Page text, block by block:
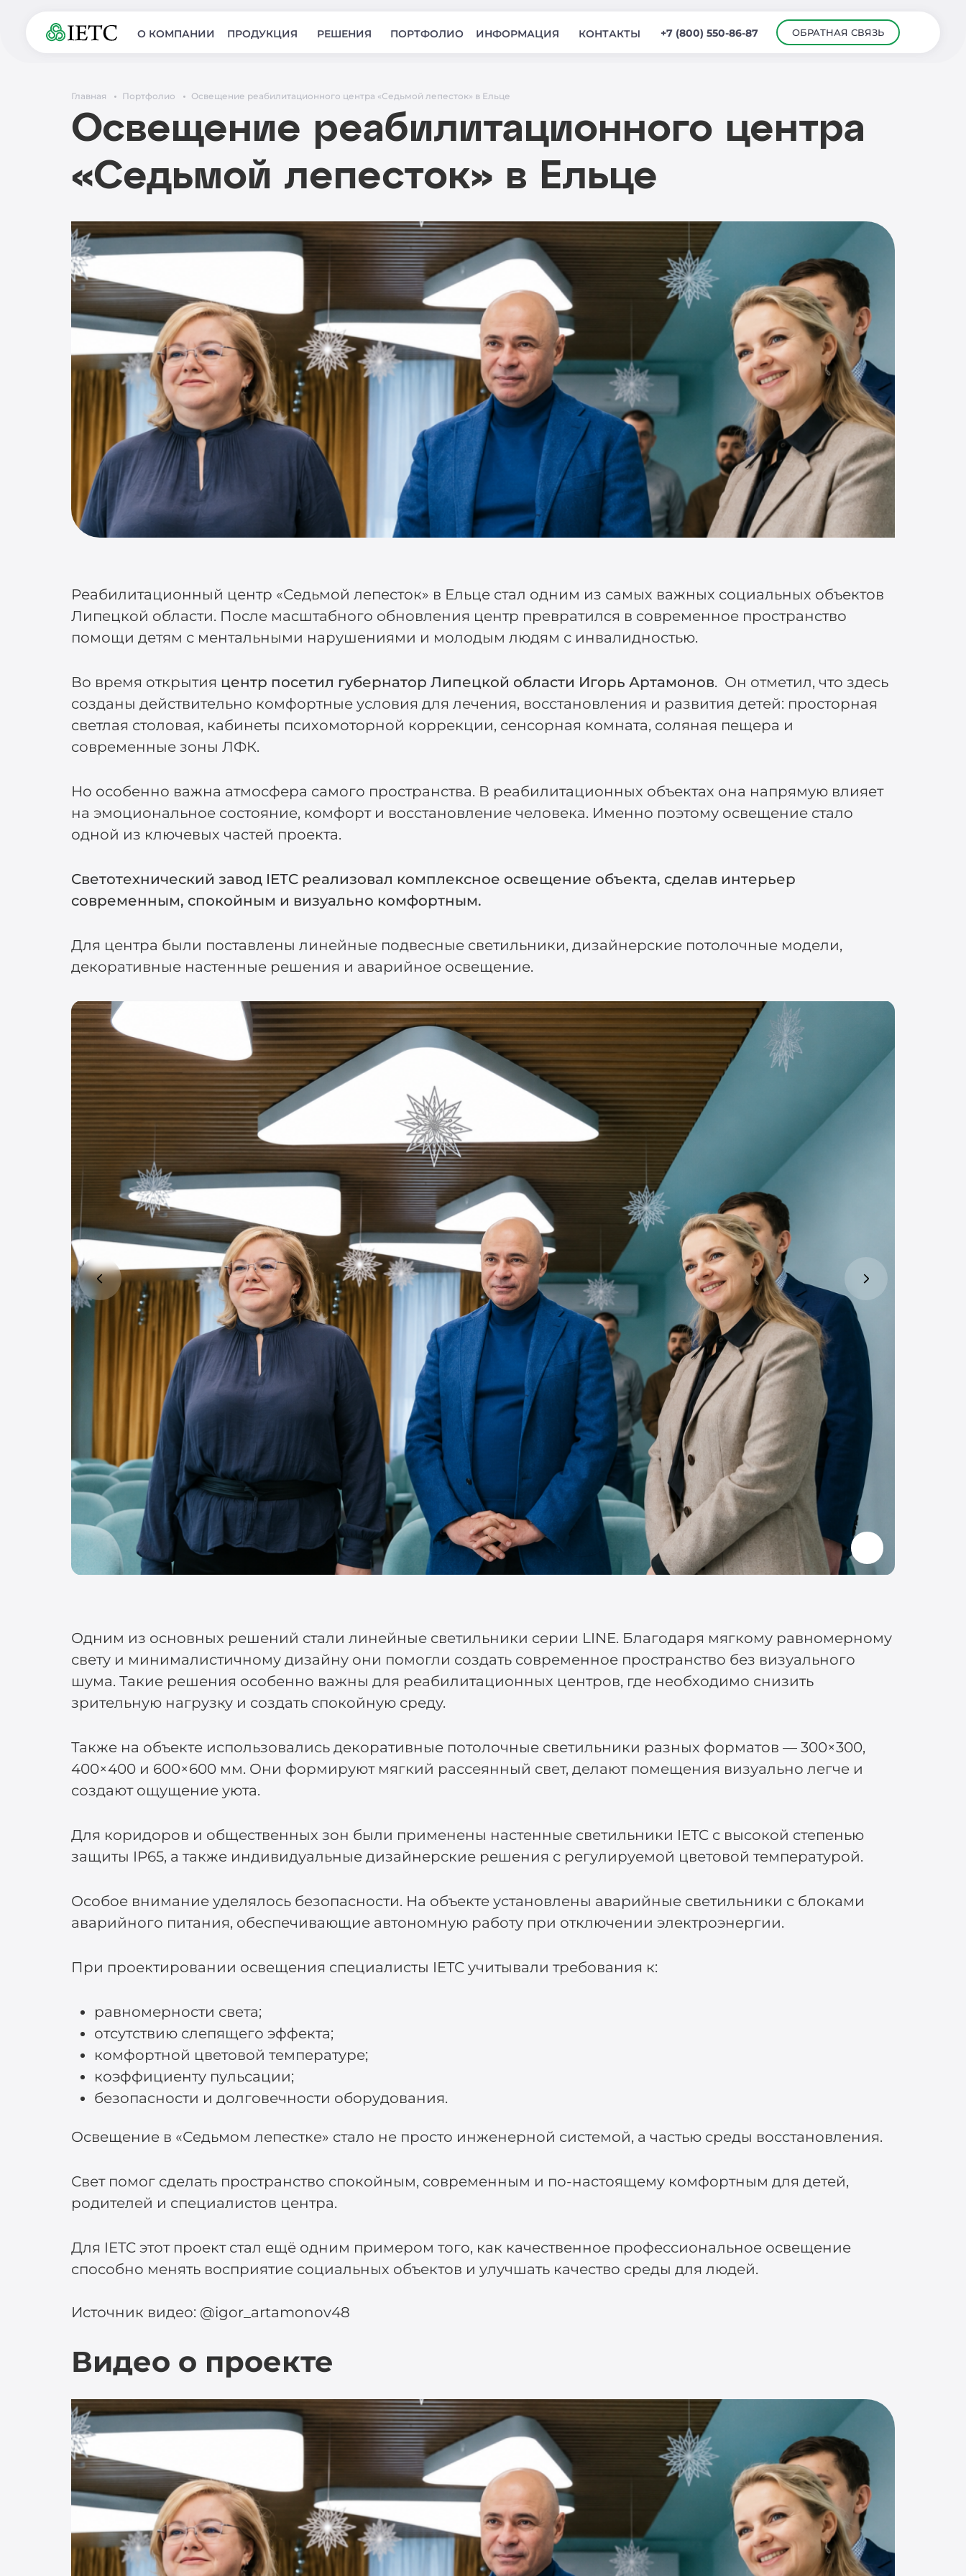
О КОМПАНИИ ПРОДУКЦИЯ РЕШЕНИЯ ПОРТФОЛИО ИНФОРМАЦИЯ КОНТАКТЫ +7 (800) 550-86-87 ОБРАТНАЯ СВЯЗЬ
Главная Портфолио Освещение реабилитационного центра «Седьмой лепесток» в Ельце
Освещение реабилитационного центра
«Седьмой лепесток» в Ельце
Реабилитационный центр «Седьмой лепесток» в Ельце стал одним из самых важных социальных объектов
Липецкой области. После масштабного обновления центр превратился в современное пространство
помощи детям с ментальными нарушениями и молодым людям с инвалидностью.
Во время открытия центр посетил губернатор Липецкой области Игорь Артамонов. Он отметил, что здесь
созданы действительно комфортные условия для лечения, восстановления и развития детей: просторная
светлая столовая, кабинеты психомоторной коррекции, сенсорная комната, соляная пещера и
современные зоны ЛФК.
Но особенно важна атмосфера самого пространства. В реабилитационных объектах она напрямую влияет
на эмоциональное состояние, комфорт и восстановление человека. Именно поэтому освещение стало
одной из ключевых частей проекта.
Светотехнический завод IETC реализовал комплексное освещение объекта, сделав интерьер
современным, спокойным и визуально комфортным.
Для центра были поставлены линейные подвесные светильники, дизайнерские потолочные модели,
декоративные настенные решения и аварийное освещение.
Одним из основных решений стали линейные светильники серии LINE. Благодаря мягкому равномерному
свету и минималистичному дизайну они помогли создать современное пространство без визуального
шума. Такие решения особенно важны для реабилитационных центров, где необходимо снизить
зрительную нагрузку и создать спокойную среду.
Также на объекте использовались декоративные потолочные светильники разных форматов — 300×300,
400×400 и 600×600 мм. Они формируют мягкий рассеянный свет, делают помещения визуально легче и
создают ощущение уюта.
Для коридоров и общественных зон были применены настенные светильники IETC с высокой степенью
защиты IP65, а также индивидуальные дизайнерские решения с регулируемой цветовой температурой.
Особое внимание уделялось безопасности. На объекте установлены аварийные светильники с блоками
аварийного питания, обеспечивающие автономную работу при отключении электроэнергии.
При проектировании освещения специалисты IETC учитывали требования к:
равномерности света;
отсутствию слепящего эффекта;
комфортной цветовой температуре;
коэффициенту пульсации;
безопасности и долговечности оборудования.
Освещение в «Седьмом лепестке» стало не просто инженерной системой, а частью среды восстановления.
Свет помог сделать пространство спокойным, современным и по-настоящему комфортным для детей,
родителей и специалистов центра.
Для IETC этот проект стал ещё одним примером того, как качественное профессиональное освещение
способно менять восприятие социальных объектов и улучшать качество среды для людей.
Источник видео: @igor_artamonov48
Видео о проекте